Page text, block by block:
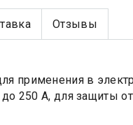
Отзывы
применения в
250 А, для защиты